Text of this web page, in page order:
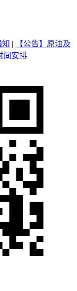
|
【公告】原油及
间安排